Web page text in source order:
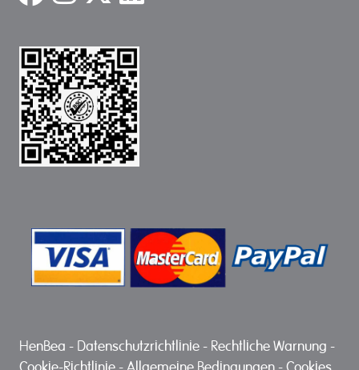
HenBea - Datenschutzrichtlinie - Rechtliche Warnung -